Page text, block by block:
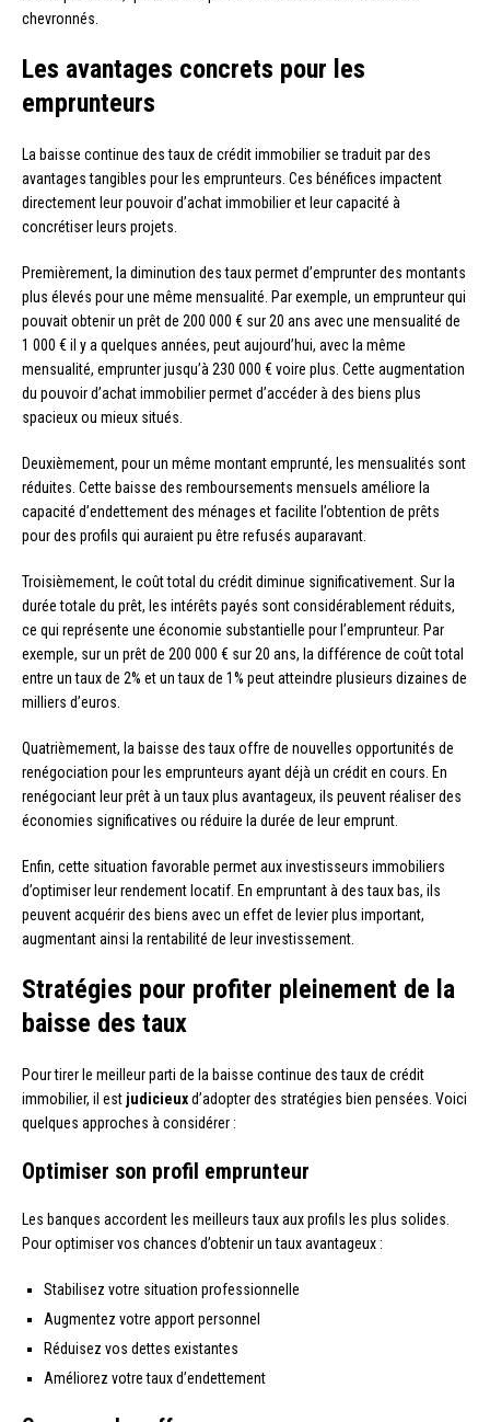
chevronnés.
Les avantages concrets pour les
emprunteurs
La baisse continue des taux de crédit immobilier se traduit par des
avantages tangibles pour les emprunteurs. Ces bénéfices impactent
directement leur pouvoir d’achat immobilier et leur capacité à
concrétiser leurs projets.
Premièrement, la diminution des taux permet d’emprunter des montants
plus élevés pour une même mensualité. Par exemple, un emprunteur qui
pouvait obtenir un prêt de 200 000 € sur 20 ans avec une mensualité de
1 000 € il y a quelques années, peut aujourd’hui, avec la même
mensualité, emprunter jusqu’à 230 000 € voire plus. Cette augmentation
du pouvoir d’achat immobilier permet d’accéder à des biens plus
spacieux ou mieux situés.
Deuxièmement, pour un même montant emprunté, les mensualités sont
réduites. Cette baisse des remboursements mensuels améliore la
capacité d’endettement des ménages et facilite l’obtention de prêts
pour des profils qui auraient pu être refusés auparavant.
Troisièmement, le coût total du crédit diminue significativement. Sur la
durée totale du prêt, les intérêts payés sont considérablement réduits,
ce qui représente une économie substantielle pour l’emprunteur. Par
exemple, sur un prêt de 200 000 € sur 20 ans, la différence de coût total
entre un taux de 2% et un taux de 1% peut atteindre plusieurs dizaines de
milliers d’euros.
Quatrièmement, la baisse des taux offre de nouvelles opportunités de
renégociation pour les emprunteurs ayant déjà un crédit en cours. En
renégociant leur prêt à un taux plus avantageux, ils peuvent réaliser des
économies significatives ou réduire la durée de leur emprunt.
Enfin, cette situation favorable permet aux investisseurs immobiliers
d’optimiser leur rendement locatif. En empruntant à des taux bas, ils
peuvent acquérir des biens avec un effet de levier plus important,
augmentant ainsi la rentabilité de leur investissement.
Stratégies pour profiter pleinement de la
baisse des taux
Pour tirer le meilleur parti de la baisse continue des taux de crédit
immobilier, il est judicieuxd’adopter des stratégies bien pensées. Voici
quelques approches à considérer :
Optimiser son profil emprunteur
Les banques accordent les meilleurs taux aux profils les plus solides.
Pour optimiser vos chances d’obtenir un taux avantageux :
Stabilisez votre situation professionnelle
Augmentez votre apport personnel
Réduisez vos dettes existantes
Améliorez votre taux d’endettement